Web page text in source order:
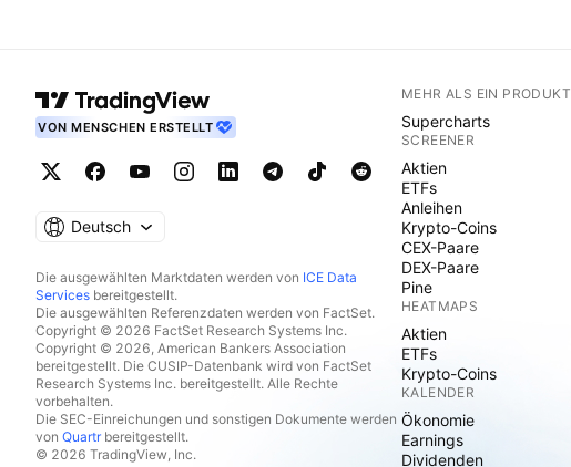
VON MENSCHEN ERSTELLT
Deutsch
Die ausgewählten Marktdaten werden von ICE Data
Services bereitgestellt.
Die ausgewählten Referenzdaten werden von FactSet.
Copyright © 2026 FactSet Research Systems Inc.
Copyright © 2026, American Bankers Association
bereitgestellt. Die CUSIP-Datenbank wird von FactSet
Research Systems Inc. bereitgestellt. Alle Rechte
vorbehalten.
Die SEC-Einreichungen und sonstigen Dokumente werden
von Quartrbereitgestellt.
© 2026 TradingView, Inc.
MEHR ALS EIN PRODUKT
Supercharts
SCREENER
Aktien
ETFs
Anleihen
Krypto-Coins
CEX-Paare
DEX-Paare
Pine
HEATMAPS
Aktien
ETFs
Krypto-Coins
KALENDER
Ökonomie
Earnings
Dividenden